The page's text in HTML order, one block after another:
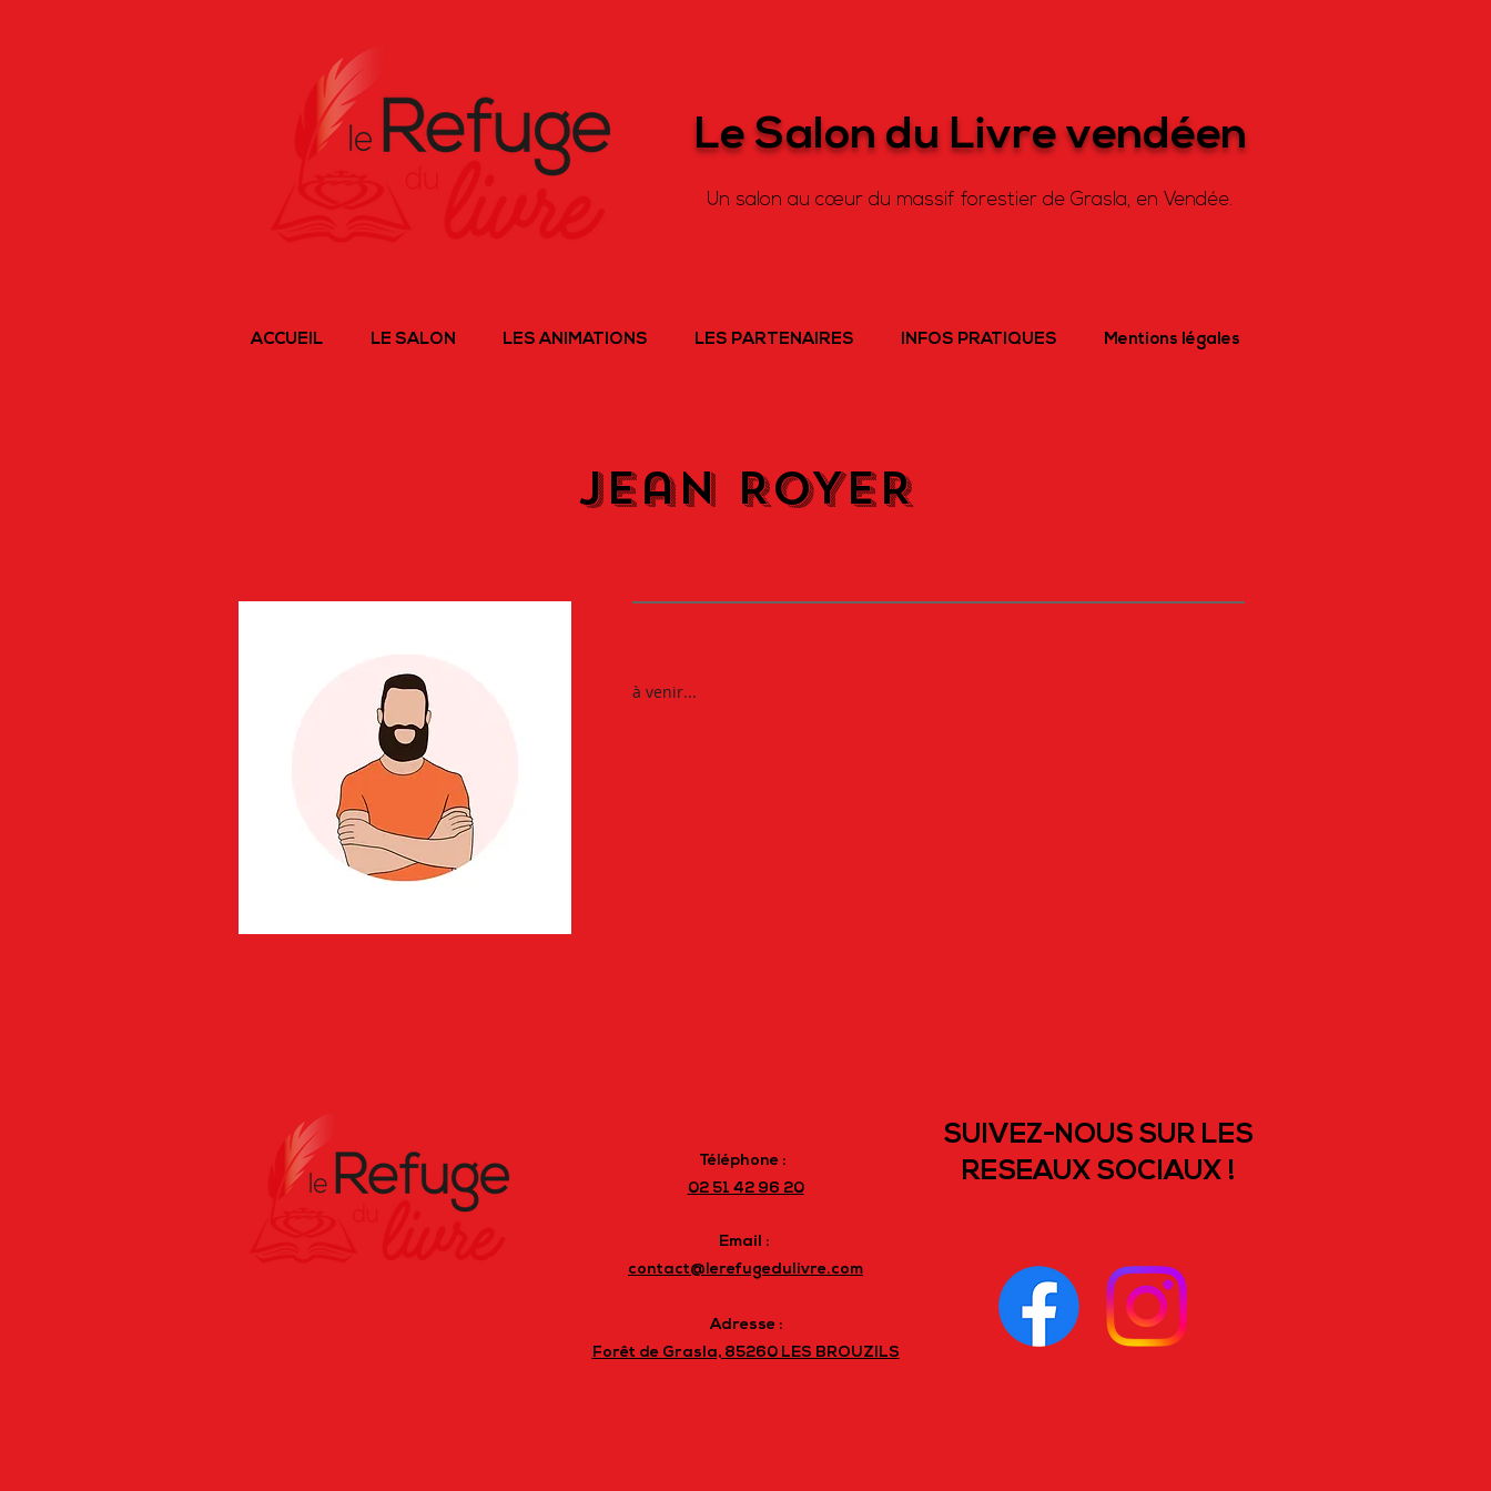
Le Salon du Livre vendéen
Un salon au cœur du massif forestier de Grasla, en Vendée.
ACCUEIL LE SALON LES ANIMATIONS LES PARTENAIRES INFOS PRATIQUES Mentions légales
Jean ROYER
à venir...
Téléphone :
02 51 42 96 20
Email :
contact@lerefugedulivre.com
Adresse :
Forêt de Grasla, 85260 LES BROUZILS
SUIVEZ-NOUS SUR LES
RESEAUX SOCIAUX !